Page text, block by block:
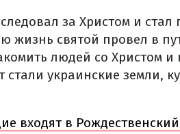
за Христом и стал
жизнь святой провел в
людей со Христом
стали украинские земли,
входят в Рождественский